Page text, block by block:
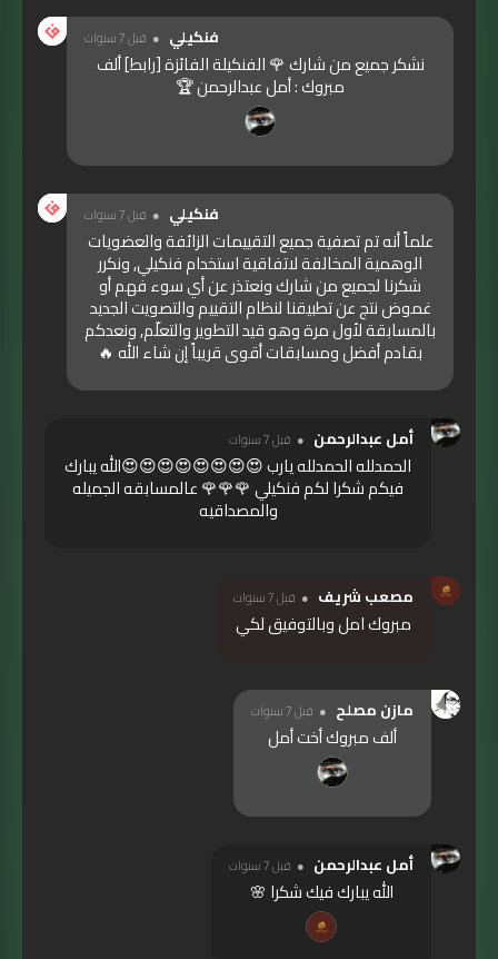
فنكيلي قبل 7 سنوات
نشكر جميع من شارك 🌹 الفنكيلة الفائزة[رابط]ألف
مبروك : أمل عبدالرحمن 🏆
فنكيلي قبل 7 سنوات
علماً أنه تم تصفية جميع التقييمات الزائفة والعضويات
الوهمية المخالفة لاتفاقية استخدام فنكيلي, ونكرر
شكرنا لجميع من شارك ونعتذر عن أي سوء فهم أو
غموض نتج عن تطبيقنا لنظام التقييم والتصويت الجديد
بالمسابقة لأول مرة وهو قيد التطوير والتعلّم, ونعدكم
بقادم أفضل ومسابقات أقوى قريباً إن شاء الله 🔥
أمل عبدالرحمن قبل 7 سنوات
الحمدلله الحمدلله يارب 😍😍😍😍😍😍😍😍الله يبارك
فيكم شكرا لكم فنكيلي 🌹🌹🌹 عالمسابقه الجميله
والمصداقيه
مصعب شريف قبل 7 سنوات
مبروك امل وبالتوفيق لكي
مازن مصلح قبل 7 سنوات
ألف مبروك أخت أمل
أمل عبدالرحمن قبل 7 سنوات
الله يبارك فيك شكرا 🌸